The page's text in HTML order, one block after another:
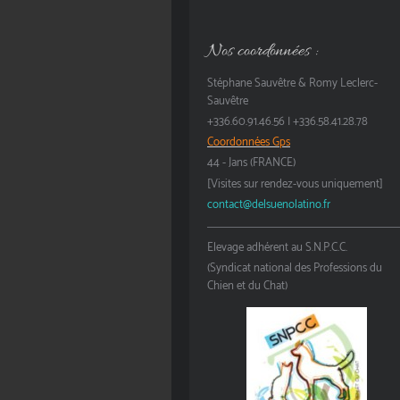
Nos coordonnées :
Stéphane Sauvêtre & Romy Leclerc-
Sauvêtre
+336.60.91.46.56 | +336.58.41.28.78
Coordonnées Gps
44 - Jans (FRANCE)
[Visites sur rendez-vous uniquement]
contact@delsuenolatino.fr
Elevage adhérent au S.N.P.C.C.
(Syndicat national des Professions du
Chien et du Chat)